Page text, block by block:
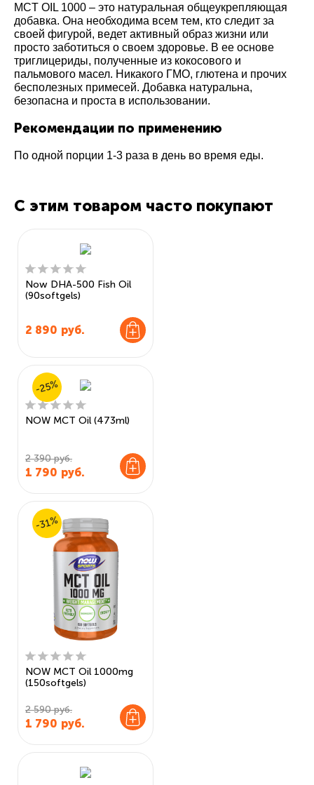
MCT OIL 1000 – это натуральная общеукрепляющая
добавка. Она необходима всем тем, кто следит за
своей фигурой, ведет активный образ жизни или
просто заботиться о своем здоровье. В ее основе
триглицериды, полученные из кокосового и
пальмового масел. Никакого ГМО, глютена и прочих
бесполезных примесей. Добавка натуральна,
безопасна и проста в использовании.
Рекомендации по применению
По одной порции 1-3 раза в день во время еды.
С этим товаром часто покупают
Now DHA-500 Fish Oil
(90softgels)
2 890 руб.
NOW MCT Oil (473ml)
2 390 руб.
1 790 руб.
-25%
NOW MCT Oil 1000mg
(150softgels)
2 590 руб.
1 790 руб.
-31%